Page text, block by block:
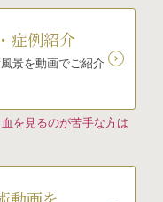
症例紹介
景を動画でご紹介
を見るのが苦手な方は